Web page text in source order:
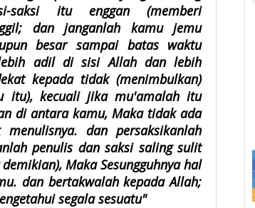
saksi itu enggan (memberi
dan janganlah kamu jemu
besar sampai batas waktu
adil di sisi Allah dan lebih
kepada tidak (menimbulkan)
itu), kecuali jika mu'amalah itu
di antara kamu, Maka tidak ada
dan persaksikanlah
penulis dan saksi saling sulit
Maka Sesungguhnya hal
dan bertakwalah kepada Allah;
segala sesuatu"